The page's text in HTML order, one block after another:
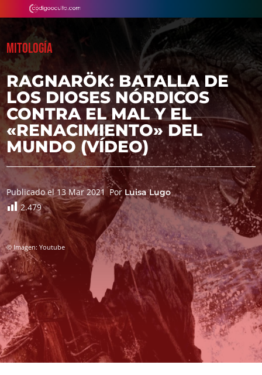
MITOLOGÍA
RAGNARÖK: BATALLA DE
LOS DIOSES NÓRDICOS
CONTRA EL MAL Y EL
«RENACIMIENTO» DEL
MUNDO (VÍDEO)
Publicado el 13 Mar 2021 Por Luisa Lugo
2.479
© Imagen: Youtube